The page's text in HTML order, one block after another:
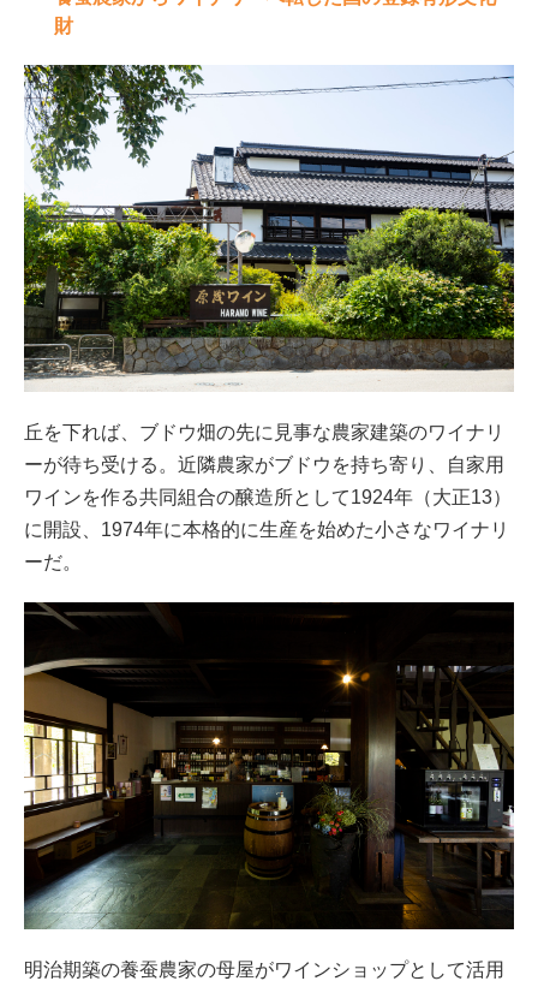
財
丘を下れば、ブドウ畑の先に見事な農家建築のワイナリ
ーが待ち受ける。近隣農家がブドウを持ち寄り、自家用
ワインを作る共同組合の醸造所として1924年（大正13）
に開設、1974年に本格的に生産を始めた小さなワイナリ
ーだ。
明治期築の養蚕農家の母屋がワインショップとして活用